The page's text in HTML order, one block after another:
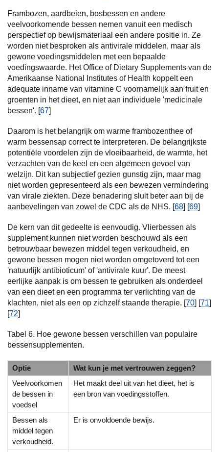
Frambozen, aardbeien, bosbessen en andere
veelvoorkomende bessen nemen vanuit een medisch
perspectief op bewijsmateriaal een andere positie in. Ze
worden niet besproken als antivirale middelen, maar als
gewone voedingsmiddelen met een bepaalde
voedingswaarde. Het Office of Dietary Supplements van de
Amerikaanse National Institutes of Health koppelt een
adequate inname van vitamine C voornamelijk aan fruit en
groenten in het dieet, en niet aan individuele 'medicinale
bessen'. [67]
Daarom is het belangrijk om warme frambozenthee of
warm bessensap correct te interpreteren. De belangrijkste
potentiële voordelen zijn de vloeibaarheid, de warmte, het
verzachten van de keel en een algemeen gevoel van
welzijn. Dit kan subjectief gezien gunstig zijn, maar mag
niet worden gepresenteerd als een bewezen vermindering
van virale ziekten. Deze benadering sluit beter aan bij de
aanbevelingen van zowel de CDC als de NHS. [68] [69]
De kern van dit gedeelte is eenvoudig. Vlierbessen als
supplement kunnen niet worden beschouwd als een
betrouwbaar bewezen middel tegen verkoudheid, en
gewone bessen mogen niet worden omgetoverd tot een
'natuurlijk antibioticum' of 'antivirale kuur'. De meest
eerlijke aanpak is om bessen te gebruiken als onderdeel
van een dieet en een programma ter verlichting van de
klachten, niet als een op zichzelf staande therapie. [70] [71]
[72]
Tabel 6. Hoe gewone bessen verschillen van populaire
bessensupplementen.
Optie
Wat kun je met vertrouwen zeggen?
Veelvoorkomen
de bessen in
voedsel
Het maakt deel uit van het dieet, het is
een bron van voedingsstoffen.
Bessen als
middel tegen
verkoudheid.
Er is onvoldoende bewijs.